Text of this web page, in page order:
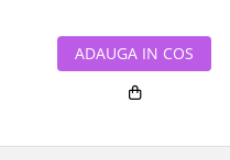
ADAUGA IN COS